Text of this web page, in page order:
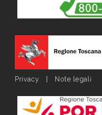
Privacy | Note legali